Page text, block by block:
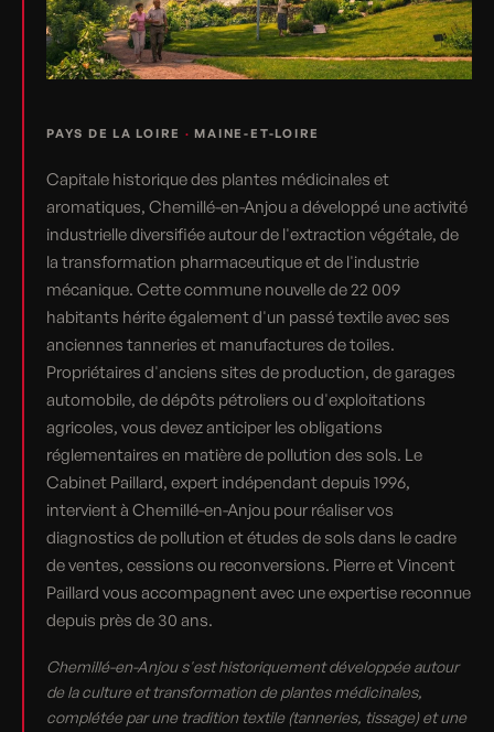
PAYS DE LA LOIRE ·MAINE-ET-LOIRE
Capitale historique des plantes médicinales et
aromatiques, Chemillé-en-Anjou a développé une activité
industrielle diversifiée autour de l'extraction végétale, de
la transformation pharmaceutique et de l'industrie
mécanique. Cette commune nouvelle de 22 009
habitants hérite également d'un passé textile avec ses
anciennes tanneries et manufactures de toiles.
Propriétaires d'anciens sites de production, de garages
automobile, de dépôts pétroliers ou d'exploitations
agricoles, vous devez anticiper les obligations
réglementaires en matière de pollution des sols. Le
Cabinet Paillard, expert indépendant depuis 1996,
intervient à Chemillé-en-Anjou pour réaliser vos
diagnostics de pollution et études de sols dans le cadre
de ventes, cessions ou reconversions. Pierre et Vincent
Paillard vous accompagnent avec une expertise reconnue
depuis près de 30 ans.
Chemillé-en-Anjou s'est historiquement développée autour
de la culture et transformation de plantes médicinales,
complétée par une tradition textile (tanneries, tissage) et une